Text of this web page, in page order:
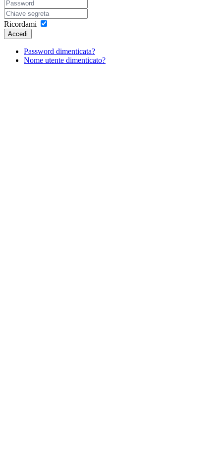
Ricordami
Accedi
Password dimenticata?
Nome utente dimenticato?